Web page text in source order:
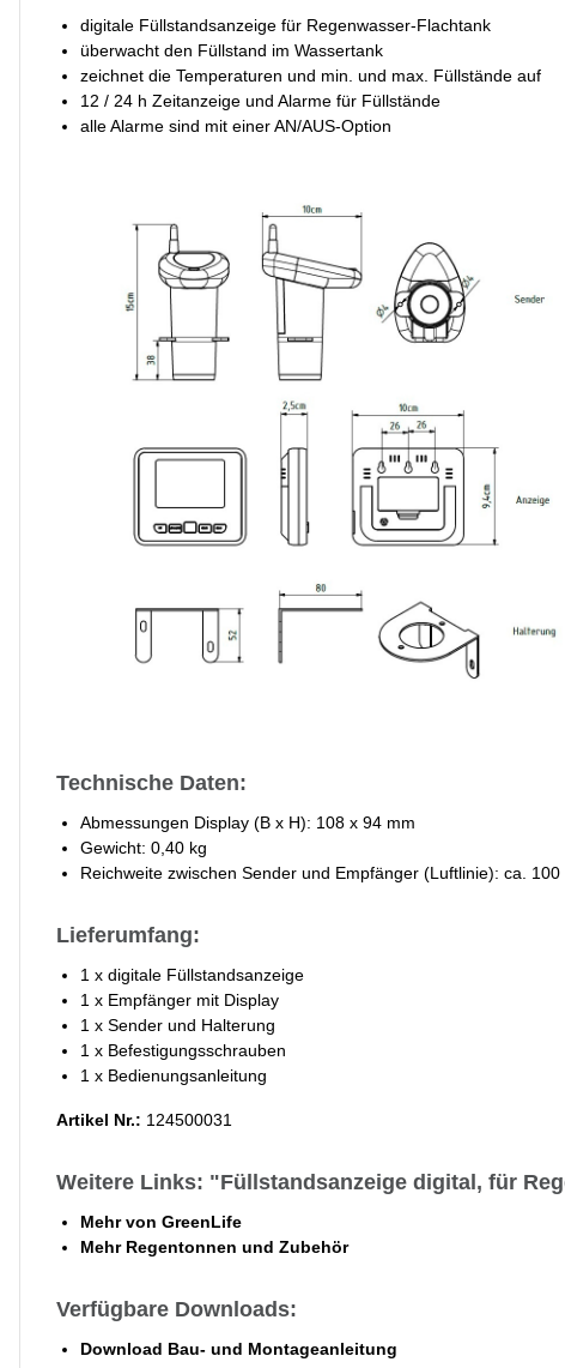
digitale Füllstandsanzeige für Regenwasser-Flachtank
überwacht den Füllstand im Wassertank
zeichnet die Temperaturen und min. und max. Füllstände auf
12 / 24 h Zeitanzeige und Alarme für Füllstände
alle Alarme sind mit einer AN/AUS-Option
Technische Daten:
Abmessungen Display (B x H): 108 x 94 mm
Gewicht: 0,40 kg
Reichweite zwischen Sender und Empfänger (Luftlinie): ca. 100
Lieferumfang:
1 x digitale Füllstandsanzeige
1 x Empfänger mit Display
1 x Sender und Halterung
1 x Befestigungsschrauben
1 x Bedienungsanleitung
Artikel Nr.: 124500031
Weitere Links: "Füllstandsanzeige digital, für
Mehr von GreenLife
Mehr Regentonnen und Zubehör
Verfügbare Downloads:
Download Bau- und Montageanleitung